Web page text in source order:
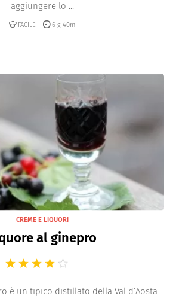
aggiungere lo ...
FACILE 6 g 40m
CREME E LIQUORI
al ginepro
è un tipico distillato della Val d’Aosta